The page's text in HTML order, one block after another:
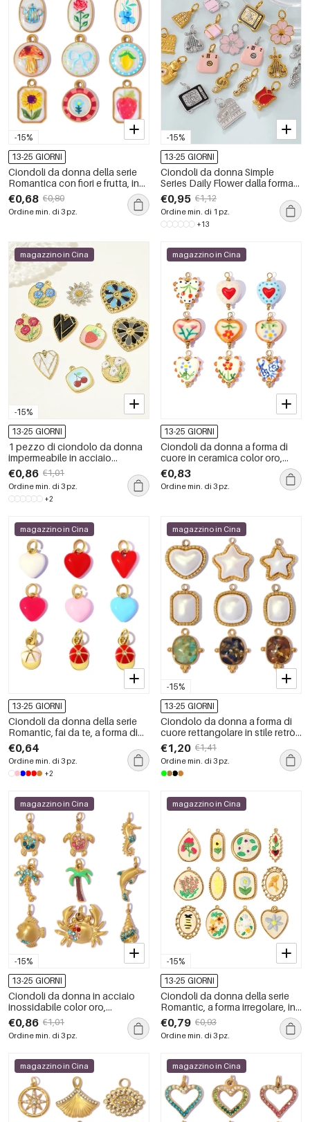
-15%
13-25 GIORNI
Ciondoli da donna della serie
Romantica con fiori e frutta, in
acciaio inossidabile
impermeabile color oro.
€0,68 €0,80
Ordine min. di 3 pz.
-15%
13-25 GIORNI
Ciondoli da donna Simple
Series Daily Flower dalla forma
irregolare, in acciaio
inossidabile impermeabile color
oro con strass.
€0,95 €1,12
Ordine min. di 1 pz.
+13
-15%
magazzino in Cina
13-25 GIORNI
1 pezzo di ciondolo da donna
impermeabile in acciaio
inossidabile a forma di cuore
colorato
€0,86 €1,01
Ordine min. di 3 pz.
+2
magazzino in Cina
13-25 GIORNI
Ciondoli da donna a forma di
cuore in ceramica color oro,
serie romantica fai da te.
€0,83
Ordine min. di 3 pz.
magazzino in Cina
13-25 GIORNI
Ciondoli da donna della serie
Romantic, fai da te, a forma di
cuore irregolare, color rame e
oro.
€0,64
Ordine min. di 3 pz.
+2
-15%
magazzino in Cina
13-25 GIORNI
Ciondolo da donna a forma di
cuore rettangolare in stile retrò,
impermeabile, color oro, con
pietra naturale e perla artificiale.
€1,20 €1,41
Ordine min. di 3 pz.
-15%
magazzino in Cina
13-25 GIORNI
Ciondoli da donna in acciaio
inossidabile color oro,
impermeabili, stile vacanziero
oceanico, con strass.
€0,86 €1,01
Ordine min. di 3 pz.
-15%
magazzino in Cina
13-25 GIORNI
Ciondoli da donna della serie
Romantic, a forma irregolare, in
acciaio inossidabile,
impermeabili e color oro, con
motivo floreale fai da te.
€0,79 €0,93
Ordine min. di 3 pz.
magazzino in Cina magazzino in Cina